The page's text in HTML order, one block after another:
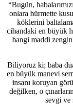
“Bugün,
onlara hürmette
köklerini
cihandaki en büyük
hangi maddi
Biliyoruz ki; baba
en büyük manevi
insanı koruyan
değilken, o
sevgi ve